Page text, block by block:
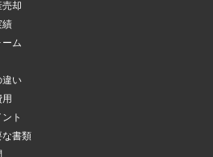
却
績
ム
違い
ト
な書類